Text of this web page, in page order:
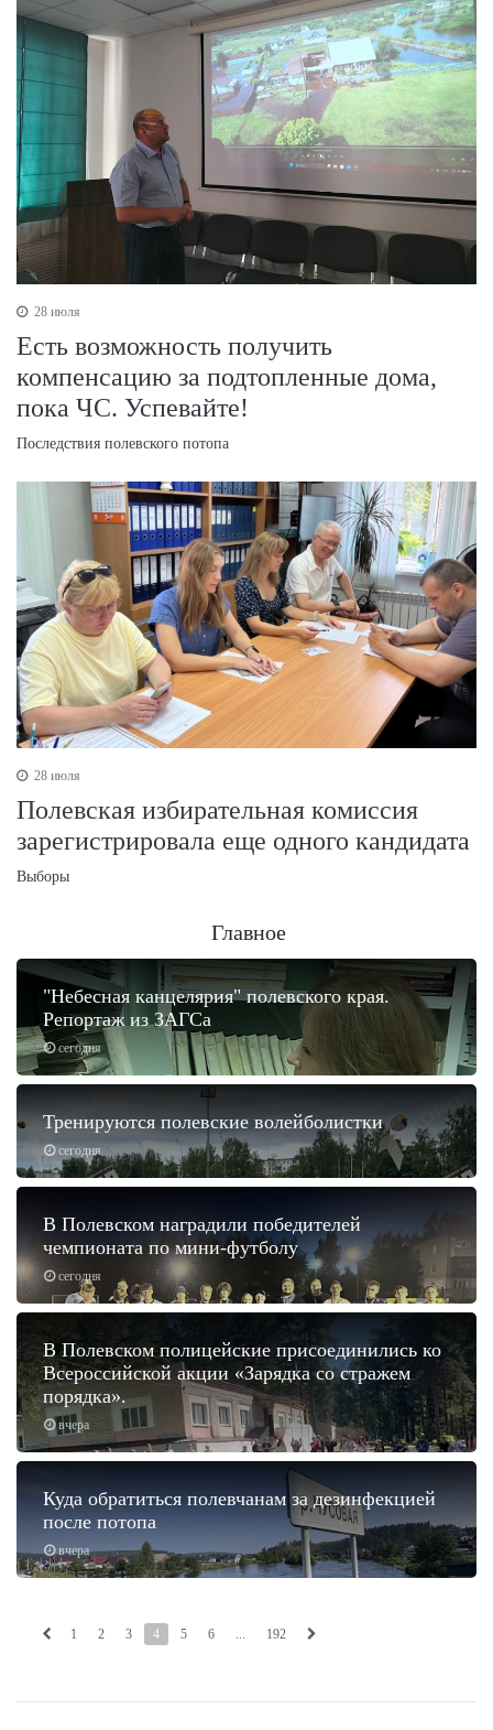
28 июля
Есть возможность получить
компенсацию за подтопленные дома,
пока ЧС. Успевайте!
Последствия полевского потопа
28 июля
Полевская избирательная комиссия
зарегистрировала еще одного кандидата
Выборы
Главное
сегодня
"Небесная канцелярия" полевского края.
Репортаж из ЗАГСа
сегодня
Тренируются полевские волейболистки
сегодня
В Полевском наградили победителей
чемпионата по мини-футболу
вчера
В Полевском полицейские присоединились ко
Всероссийской акции «Зарядка со стражем
порядка».
вчера
Куда обратиться полевчанам за дезинфекцией
после потопа
1 2 3 4 5 6 ... 192